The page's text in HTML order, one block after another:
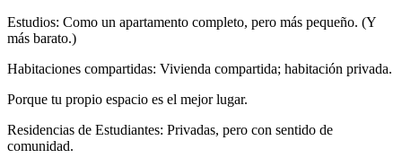
Estudios: Como un apartamento completo, pero más pequeño. (Y
más barato.)
Habitaciones compartidas: Vivienda compartida; habitación privada.
Porque tu propio espacio es el mejor lugar.
Residencias de Estudiantes: Privadas, pero con sentido de
comunidad.